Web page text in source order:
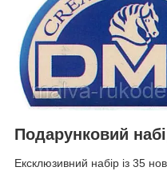
Подарунковий
Ексклюзивний набір із 35